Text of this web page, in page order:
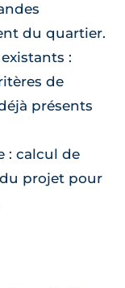
du quartier.
:
de
présents
: calcul de
projet pour